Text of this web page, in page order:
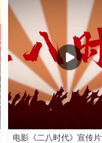
电影《二八时代》宣传片